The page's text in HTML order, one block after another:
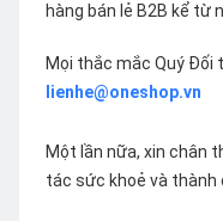
hàng bán lẻ B2B kể từ
Mọi thắc mắc Quý Đối
lienhe@oneshop.vn
Một lần nữa, xin chân
tác sức khoẻ và thành